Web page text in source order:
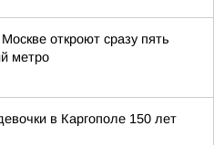
откроют сразу пять
метро
в Каргополе 150 лет